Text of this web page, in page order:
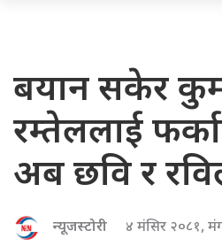
बयान सकेर
रम्तेललाई
अब छवि र
न्यूजस्टोरी ४ मंसिर २०८१,